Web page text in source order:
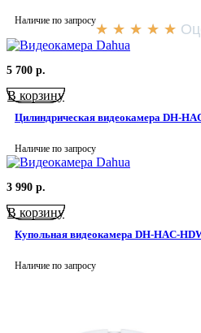
Наличие по запросу
★ ★ ★ ★ ★
5 700 р.
В корзину
Цилиндрическая видеокамера DH-
Наличие по запросу
3 990 р.
В корзину
Купольная видеокамера DH-HAC-
Наличие по запросу